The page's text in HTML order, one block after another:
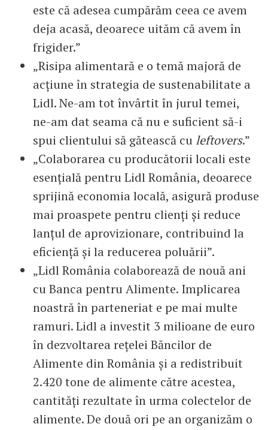
este că adesea cumpărăm ceea ce avem
deja acasă, deoarece uităm că avem în
frigider.”
„Risipa alimentară e o temă majoră de
acțiune în strategia de sustenabilitate a
Lidl. Ne-am tot învârtit în jurul temei,
ne-am dat seama că nu e suficient să-i
spui clientului să gătească cu leftovers.”
„Colaborarea cu producătorii locali este
esențială pentru Lidl România, deoarece
sprijină economia locală, asigură produse
mai proaspete pentru clienți și reduce
lanțul de aprovizionare, contribuind la
eficiență și la reducerea poluării”.
„Lidl România colaborează de nouă ani
cu Banca pentru Alimente. Implicarea
noastră în parteneriat e pe mai multe
ramuri. Lidl a investit 3 milioane de euro
în dezvoltarea rețelei Băncilor de
Alimente din România și a redistribuit
2.420 tone de alimente către acestea,
cantități rezultate în urma colectelor de
alimente. De două ori pe an organizăm o